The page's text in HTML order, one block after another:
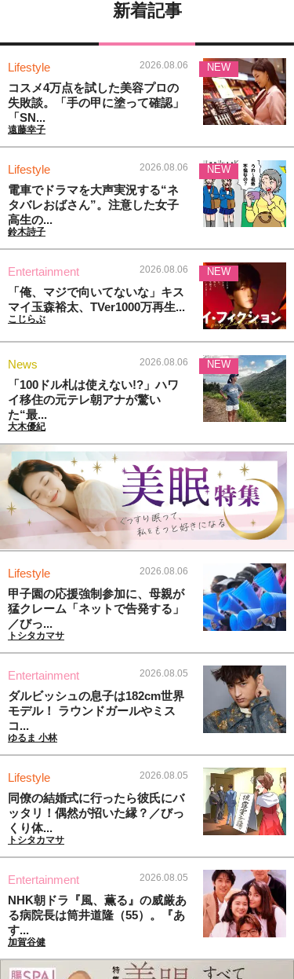
新着記事
Lifestyle 2026.08.06
コスメ4万点を試した美容プロの
失敗談。「手の甲に塗って確認」
「SN...
遠藤幸子
NEW
Lifestyle 2026.08.06
電車でドラマを大声実況する“ネ
タバレおばさん”。注意した女子
高生の...
鈴木詩子
NEW
Entertainment 2026.08.06
「俺、マジで向いてないな」キス
マイ玉森裕太、TVer1000万再生...
こじらぶ
NEW
News 2026.08.06
「100ドル札は使えない!?」ハワ
イ移住の元テレ朝アナが驚い
た“最...
大木優紀
NEW
Lifestyle 2026.08.06
甲子園の応援強制参加に、母親が
猛クレーム「ネットで告発する」
／びっ...
トシタカマサ
Entertainment 2026.08.05
ダルビッシュの息子は182cm世界
モデル！ ラウンドガールやミス
コ...
ゆるま 小林
Lifestyle 2026.08.05
同僚の結婚式に行ったら彼氏にバ
ッタリ！偶然が招いた縁？／びっ
くり体...
トシタカマサ
Entertainment 2026.08.05
NHK朝ドラ『風、薫る』の威厳あ
る病院長は筒井道隆（55）。『あ
す...
加賀谷健